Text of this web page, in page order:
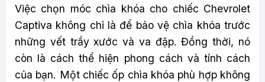
Việc chọn móc chìa khóa cho chiếc Chevrolet
Captiva không chỉ là để bảo vệ chìa khóa trước
những vết trầy xước và va đập. Đồng thời, nó
còn là cách thể hiện phong cách và tính cách
của bạn. Một chiếc ốp chìa khóa phù hợp không